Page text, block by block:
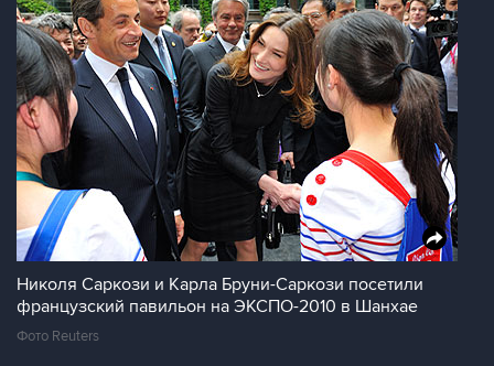
Николя Саркози и Карла Бруни-Саркози посетили
французский павильон на ЭКСПО-2010 в Шанхае
Фото Reuters